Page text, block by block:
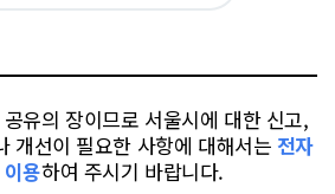
유의 장이므로 서울시에 대한 신고,
개선이 필요한 사항에 대해서는 전자
용하여 주시기 바랍니다.